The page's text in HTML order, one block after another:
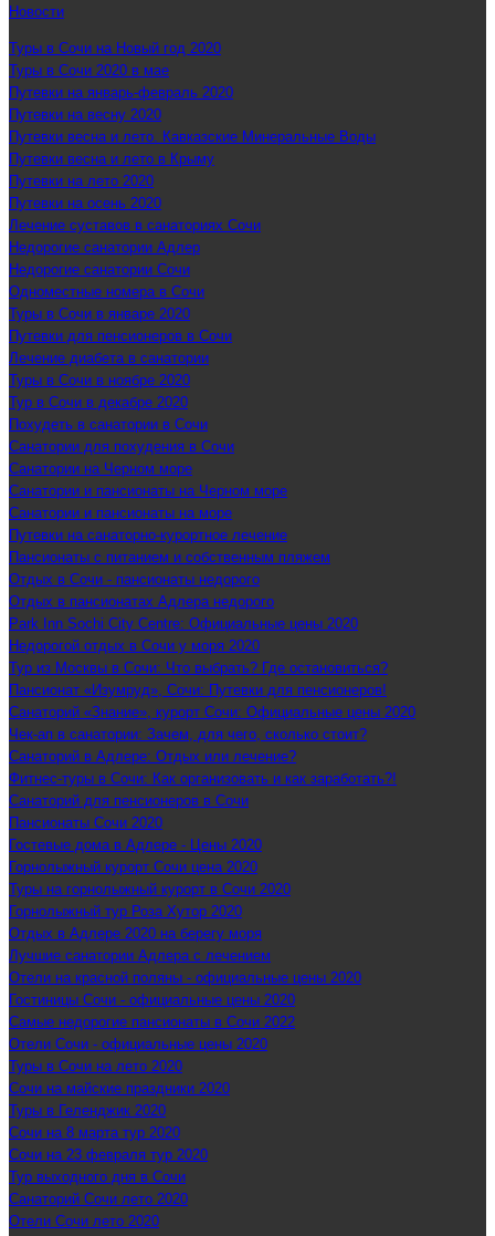
Новости
Туры в Сочи на Новый год 2020
Туры в Сочи 2020 в мае
Путевки на январь-февраль 2020
Путевки на весну 2020
Путевки весна и лето. Кавказские Минеральные Воды
Путевки весна и лето в Крыму
Путевки на лето 2020
Путевки на осень 2020
Лечение суставов в санаториях Сочи
Недорогие санатории Адлер
Недорогие санатории Сочи
Одноместные номера в Сочи
Туры в Сочи в январе 2020
Путевки для пенсионеров в Сочи
Лечение диабета в санатории
Туры в Сочи в ноябре 2020
Тур в Сочи в декабре 2020
Похудеть в санатории в Сочи
Санатории для похудения в Сочи
Санатории на Черном море
Санатории и пансионаты на Черном море
Санатории и пансионаты на море
Путевки на санаторно-курортное лечение
Пансионаты с питанием и собственным пляжем
Отдых в Сочи - пансионаты недорого
Отдых в пансионатах Адлера недорого
Park Inn Sochi City Centre: Официальные цены 2020
Недорогой отдых в Сочи у моря 2020
Тур из Москвы в Сочи: Что выбрать? Где остановиться?
Пансионат «Изумруд», Сочи: Путевки для пенсионеров!
Санаторий «Знание», курорт Сочи: Официальные цены 2020
Чек-ап в санатории: Зачем, для чего, сколько стоит?
Санаторий в Адлере: Отдых или лечение?
Фитнес-туры в Сочи: Как организовать и как заработать?!
Санаторий для пенсионеров в Сочи
Пансионаты Сочи 2020
Гостевые дома в Адлере - Цены 2020
Горнолыжный курорт Сочи цена 2020
Туры на горнолыжный курорт в Сочи 2020
Горнолыжный тур Роза Хутор 2020
Отдых в Адлере 2020 на берегу моря
Лучшие санатории Адлера с лечением
Отели на красной поляны - официальные цены 2020
Гостиницы Сочи - официальные цены 2020
Самые недорогие пансионаты в Сочи 2022
Отели Сочи - официальные цены 2020
Туры в Сочи на лето 2020
Сочи на майские праздники 2020
Туры в Геленджик 2020
Сочи на 8 марта тур 2020
Сочи на 23 февраля тур 2020
Тур выходного дня в Сочи
Санаторий Сочи лето 2020
Отели Сочи лето 2020